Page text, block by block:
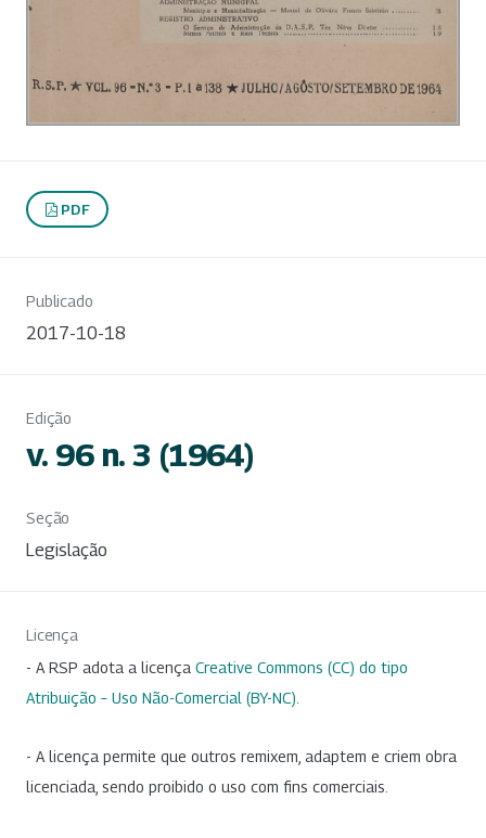
PDF
Publicado
2017-10-18
Edição
v. 96 n. 3 (1964)
Seção
Legislação
Licença
- A RSP adota a licença Creative Commons (CC) do tipo
Atribuição – Uso Não-Comercial (BY-NC).
- A licença permite que outros remixem, adaptem e criem obra
licenciada, sendo proibido o uso com fins comerciais.